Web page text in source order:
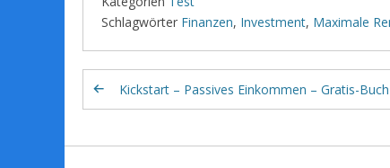
Schlagwörter Finanzen, Investment, Maximale
Kickstart – Passives Einkommen – Gratis-Buch